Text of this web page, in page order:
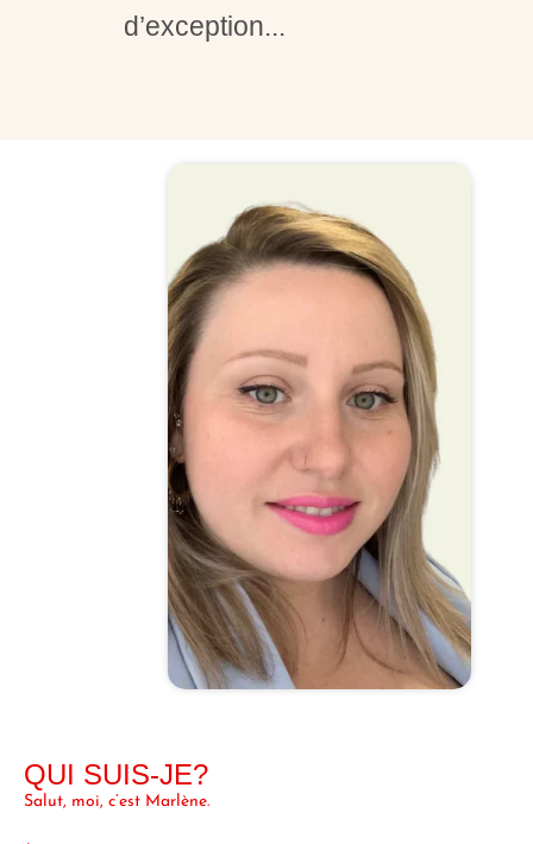
d’exception...
QUI SUIS-JE?
Salut, moi, c’est Marlène.